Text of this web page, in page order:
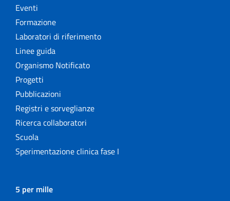
Eventi
Formazione
Laboratori di riferimento
Linee guida
Organismo Notificato
Progetti
Pubblicazioni
Registri e sorveglianze
Ricerca collaboratori
Scuola
Sperimentazione clinica fase I
5 per mille